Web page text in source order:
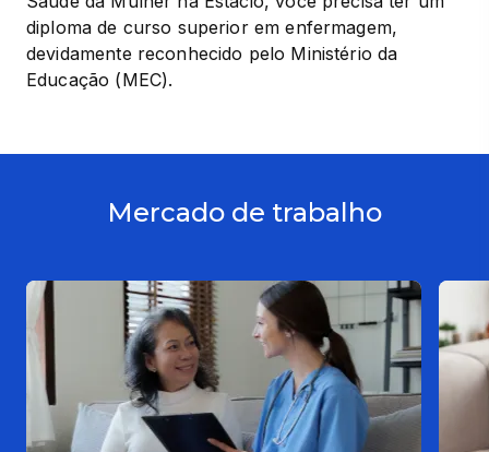
diploma de curso superior em enfermagem,
devidamente reconhecido pelo Ministério da
Educação (MEC).
Mercado de trabalho